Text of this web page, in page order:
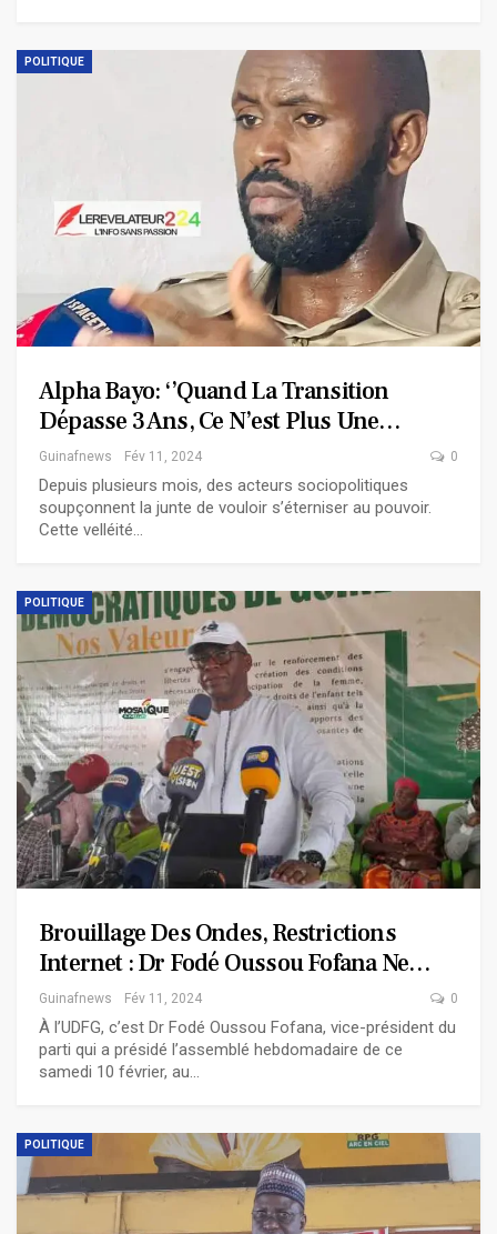
POLITIQUE
Alpha Bayo: ‘’Quand La Transition
Dépasse 3 Ans, Ce N’est Plus Une…
Guinafnews Fév 11, 2024 0
Depuis plusieurs mois, des acteurs sociopolitiques
soupçonnent la junte de vouloir s’éterniser au pouvoir.
Cette velléité…
POLITIQUE
Brouillage Des Ondes, Restrictions
Internet : Dr Fodé Oussou Fofana Ne…
Guinafnews Fév 11, 2024 0
À l’UDFG, c’est Dr Fodé Oussou Fofana, vice-président du
parti qui a présidé l’assemblé hebdomadaire de ce
samedi 10 février, au…
POLITIQUE